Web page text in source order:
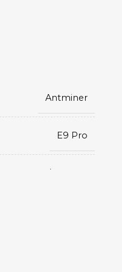
Antminer
E9 Pro
Etchash/Ethhash